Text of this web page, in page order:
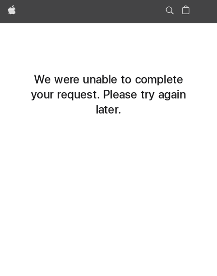
Apple
We were unable to complete
your request. Please try again
later.